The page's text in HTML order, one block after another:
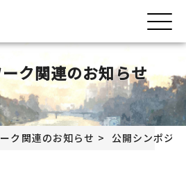
ク関連のお知らせ
ク関連のお知らせ 公開シンポジ